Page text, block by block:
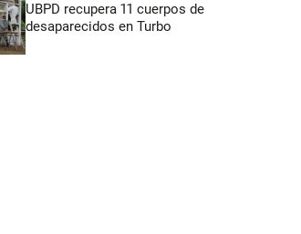
UBPD recupera 11 cuerpos de
desaparecidos en Turbo